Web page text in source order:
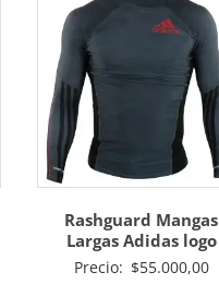
Rashguard Mangas
Largas Adidas logo
Precio: $55.000,00